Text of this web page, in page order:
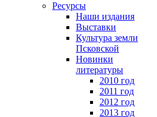
Ресурсы
Наши издания
Выставки
Культура земли
Псковской
Новинки
литературы
2010 год
2011 год
2012 год
2013 год